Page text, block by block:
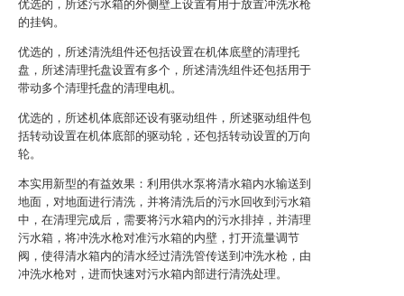
优选的，所述污水箱的外侧壁上设置有用于放置冲洗水枪
的挂钩。
优选的，所述清洗组件还包括设置在机体底壁的清理托
盘，所述清理托盘设置有多个，所述清洗组件还包括用于
带动多个清理托盘的清理电机。
优选的，所述机体底部还设有驱动组件，所述驱动组件包
括转动设置在机体底部的驱动轮，还包括转动设置的万向
轮。
本实用新型的有益效果：利用供水泵将清水箱内水输送到
地面，对地面进行清洗，并将清洗后的污水回收到污水箱
中，在清理完成后，需要将污水箱内的污水排掉，并清理
污水箱，将冲洗水枪对准污水箱的内壁，打开流量调节
阀，使得清水箱内的清水经过清洗管传送到冲洗水枪，由
冲洗水枪对，进而快速对污水箱内部进行清洗处理。